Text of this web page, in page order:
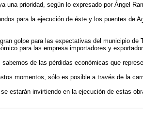
una prioridad, según lo expresado por Ángel
para la ejecución de éste y los puentes de
golpe para las expectativas del municipio
para las empresa importadores y
de las pérdidas económicas que
momentos, sólo es posible a través de la
estarán invirtiendo en la ejecución de estas